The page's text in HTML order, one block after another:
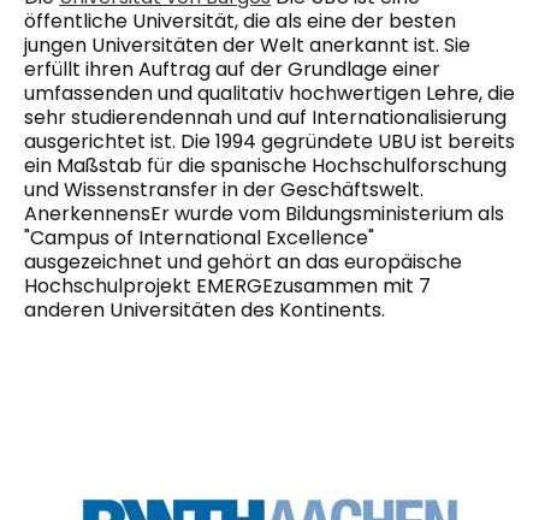
öffentliche Universität, die als eine der besten
jungen Universitäten der Welt anerkannt ist. Sie
erfüllt ihren Auftrag auf der Grundlage einer
umfassenden und qualitativ hochwertigen Lehre, die
sehr studierendennah und auf Internationalisierung
ausgerichtet ist. Die 1994 gegründete UBU ist bereits
ein Maßstab für die spanische Hochschulforschung
undWissenstransferin der Geschäftswelt.
AnerkennensEr wurde vom Bildungsministerium als
"Campus of International Excellence"
ausgezeichnet und gehört an das europäische
Hochschulprojekt EMERGEzusammen mit 7
anderen Universitäten des Kontinents.